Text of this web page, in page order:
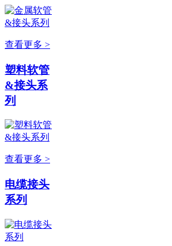
查看更多 >
塑料软管
&接头系
列
查看更多 >
电缆接头
系列